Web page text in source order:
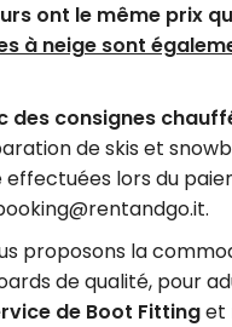
ont le même prix
à neige sont
des consignes
de skis et
lors du
proposons la
de qualité, pour
de Boot Fittinget